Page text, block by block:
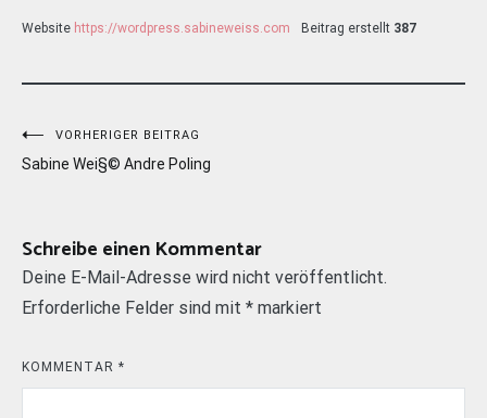
Website https://wordpress.sabineweiss.com Beitrag erstellt 387
Beitragsnavigation
VORHERIGER BEITRAG
Sabine Wei§© Andre Poling
Schreibe einen Kommentar
Deine E-Mail-Adresse wird nicht veröffentlicht.
Erforderliche Felder sind mit * markiert
KOMMENTAR *